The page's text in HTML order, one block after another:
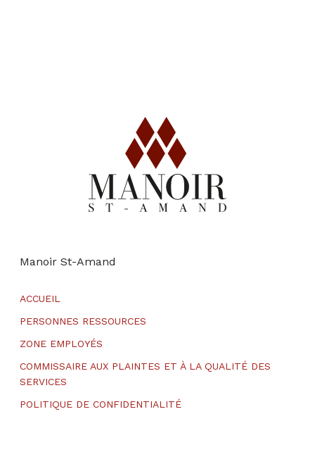
Manoir St-Amand
ACCUEIL
PERSONNES RESSOURCES
ZONE EMPLOYÉS
COMMISSAIRE AUX PLAINTES ET À LA QUALITÉ DES
SERVICES
POLITIQUE DE CONFIDENTIALITÉ